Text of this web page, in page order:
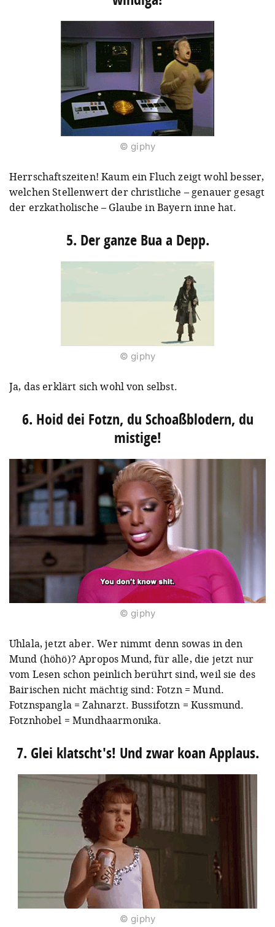
© giphy
Herrschaftszeiten! Kaum ein Fluch zeigt wohl besser,
welchen Stellenwert der christliche – genauer gesagt
der erzkatholische – Glaube in Bayern inne hat.
5. Der ganze Bua a Depp.
© giphy
Ja, das erklärt sich wohl von selbst.
6. Hoid dei Fotzn, du Schoaßblodern, du
mistige!
© giphy
Uhlala, jetzt aber. Wer nimmt denn sowas in den
Mund (höhö)? Apropos Mund, für alle, die jetzt nur
vom Lesen schon peinlich berührt sind, weil sie des
Bairischen nicht mächtig sind: Fotzn = Mund.
Fotznspangla = Zahnarzt. Bussifotzn = Kussmund.
Fotznhobel = Mundhaarmonika.
7. Glei klatscht's! Und zwar koan Applaus.
© giphy